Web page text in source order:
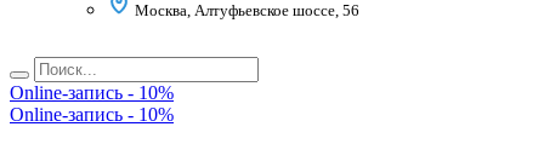
Москва, Алтуфьевское шоссе, 56
Online-запись - 10%
Online-запись - 10%